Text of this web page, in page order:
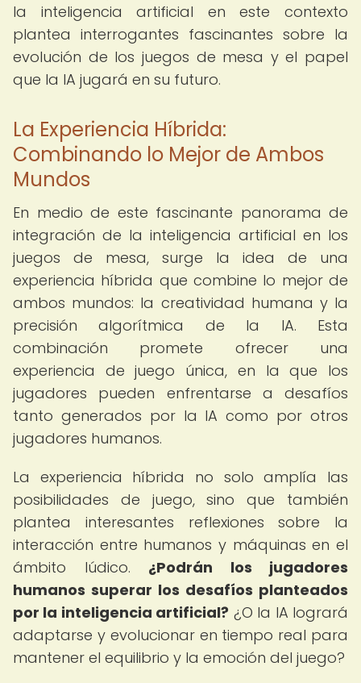
la inteligencia artificial en este contexto
plantea interrogantes fascinantes sobre la
evolución de los juegos de mesa y el papel
que la IA jugará en su futuro.
La Experiencia Híbrida:
Combinando lo Mejor de Ambos
Mundos
En medio de este fascinante panorama de
integración de la inteligencia artificial en los
juegos de mesa, surge la idea de una
experiencia híbrida que combine lo mejor de
ambos mundos: la creatividad humana y la
precisión algorítmica de la IA. Esta
combinación promete ofrecer una
experiencia de juego única, en la que los
jugadores pueden enfrentarse a desafíos
tanto generados por la IA como por otros
jugadores humanos.
La experiencia híbrida no solo amplía las
posibilidades de juego, sino que también
plantea interesantes reflexiones sobre la
interacción entre humanos y máquinas en el
ámbito lúdico. ¿Podrán los jugadores
humanos superar los desafíos planteados
por la inteligencia artificial? ¿O la IA logrará
adaptarse y evolucionar en tiempo real para
mantener el equilibrio y la emoción del juego?